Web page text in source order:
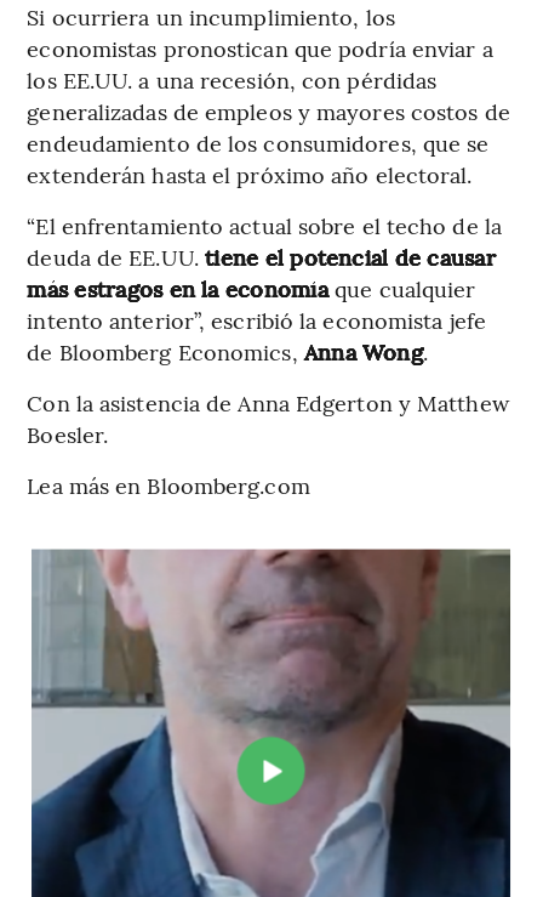
Si ocurriera un incumplimiento, los
economistas pronostican que podría enviar a
los EE.UU. a una recesión, con pérdidas
generalizadas de empleos y mayores costos de
endeudamiento de los consumidores, que se
extenderán hasta el próximo año electoral.
“El enfrentamiento actual sobre el techo de la
deuda de EE.UU.tiene el potencial de causar
más estragos en la economíaque cualquier
intento anterior”, escribió la economista jefe
de Bloomberg Economics,Anna Wong.
Con la asistencia de Anna Edgerton y Matthew
Boesler.
Lea más en Bloomberg.com